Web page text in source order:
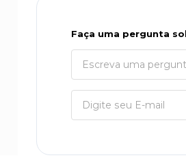
Faça uma pergunta